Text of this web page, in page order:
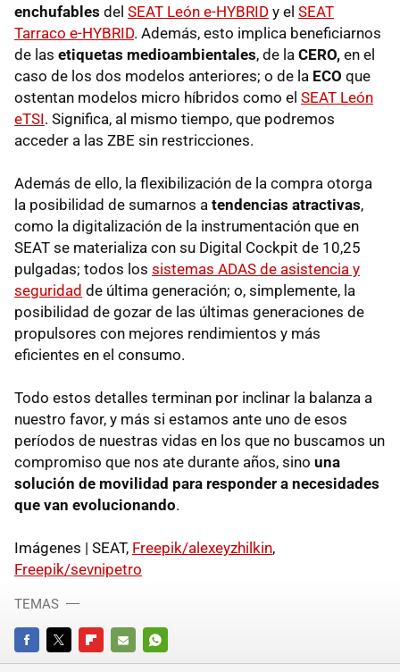
enchufables del SEAT León e-HYBRID y el SEAT
Tarraco e-HYBRID. Además, esto implica beneficiarnos
de las etiquetas medioambientales, de la CERO, en el
caso de los dos modelos anteriores; o de la ECO que
ostentan modelos micro híbridos como el SEAT León
eTSI. Significa, al mismo tiempo, que podremos
acceder a las ZBE sin restricciones.
Además de ello, la flexibilización de la compra otorga
la posibilidad de sumarnos a tendencias atractivas,
como la digitalización de la instrumentación que en
SEAT se materializa con su Digital Cockpit de 10,25
pulgadas; todos los sistemas ADAS de asistencia y
seguridad de última generación; o, simplemente, la
posibilidad de gozar de las últimas generaciones de
propulsores con mejores rendimientos y más
eficientes en el consumo.
Todo estos detalles terminan por inclinar la balanza a
nuestro favor, y más si estamos ante uno de esos
períodos de nuestras vidas en los que no buscamos un
compromiso que nos ate durante años, sino una
solución de movilidad para responder a necesidades
que van evolucionando.
Imágenes | SEAT, Freepik/alexeyzhilkin,
Freepik/sevnipetro
FACEBOOKTWITTERFLIPBOARD
E-
WHATSAPP
TEMAS